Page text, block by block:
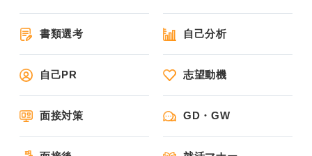
書類選考 自己分析
自己PR 志望動機
面接対策 GD・GW